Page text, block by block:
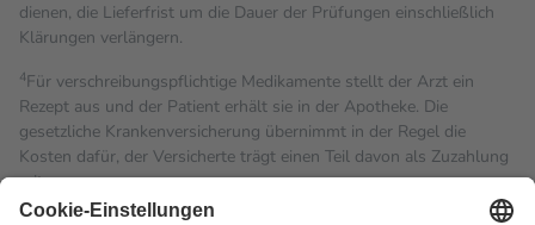
dienen, die Lieferfrist um die Dauer der Prüfungen einschließlich
Klärungen verlängern.
4Für verschreibungspflichtige Medikamente stellt der Arzt ein
Rezept aus und der Patient erhält sie in der Apotheke. Die
gesetzliche Krankenversicherung übernimmt in der Regel die
Kosten dafür, der Versicherte trägt einen Teil davon als Zuzahlung
mit.
Grundsätzlich leisten Mitglieder Zuzahlungen in Höhe von zehn